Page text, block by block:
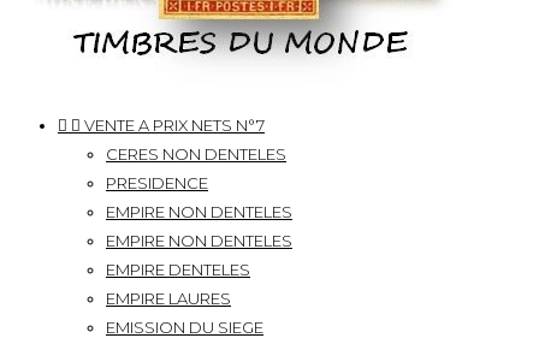
  VENTE A PRIX NETS N°7
CERES NON DENTELES
PRESIDENCE
EMPIRE NON DENTELES
EMPIRE NON DENTELES
EMPIRE DENTELES
EMPIRE LAURES
EMISSION DU SIEGE